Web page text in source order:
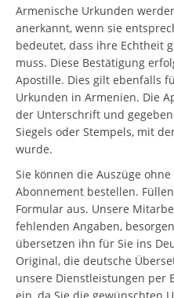
Armenische Urkunden
anerkannt, wenn sie
bedeutet, dass ihre Echtheit
muss. Diese Bestätigung
Apostille. Dies gilt ebenfalls
Urkunden in Armenien. Die
der Unterschrift und
Siegels oder Stempels, mit
wurde.
Sie können die Auszüge
Abonnement bestellen.
Formular aus. Unsere
fehlenden Angaben,
übersetzen ihn für Sie ins
Original, die deutsche
unsere Dienstleistungen per